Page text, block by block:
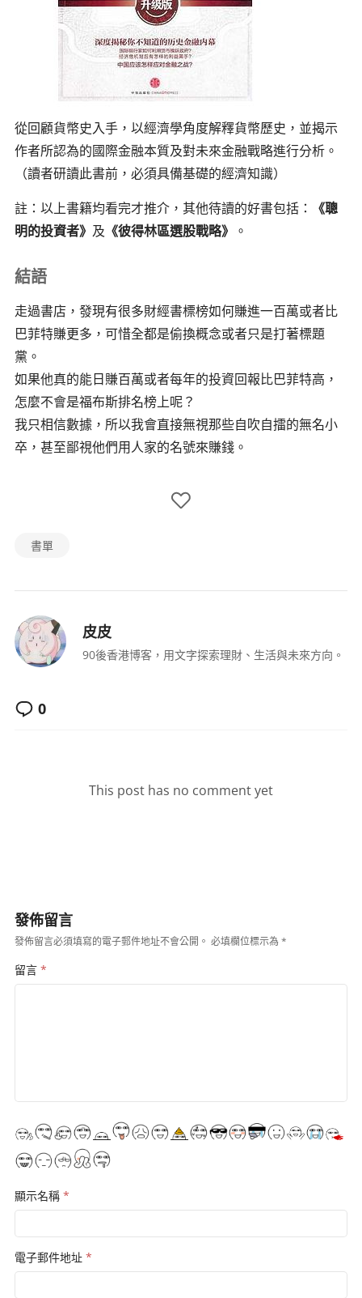
從回顧貨幣史入手，以經濟學角度解釋貨幣歷史，並揭示
作者所認為的國際金融本質及對未來金融戰略進行分析。
（讀者研讀此書前，必須具備基礎的經濟知識）
註：以上書籍均看完才推介，其他待讀的好書包括：
《聰
明的投資者》 及 《彼得林區選股戰略》 。
結語
走過書店，發現有很多財經書標榜如何賺進一百萬或者比
巴菲特賺更多，可惜全都是偷換概念或者只是打著標題
黨。
如果他真的能日賺百萬或者每年的投資回報比巴菲特高，
怎麼不會是福布斯排名榜上呢？
我只相信數據，所以我會直接無視那些自吹自擂的無名小
卒，甚至鄙視他們用人家的名號來賺錢。
書單
皮皮
90後香港博客，用文字探索理財、生活與未來方向。
0
This post has no comment yet
發佈留言
發佈留言必須填寫的電子郵件地址不會公開。 必填欄位標示為*
留言 *
顯示名稱 *
電子郵件地址 *